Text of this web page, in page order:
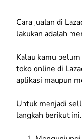
Cara jualan di
lakukan adalah
Kalau kamu
toko online di
aplikasi maupun
Untuk menjadi
langkah berikut ini.